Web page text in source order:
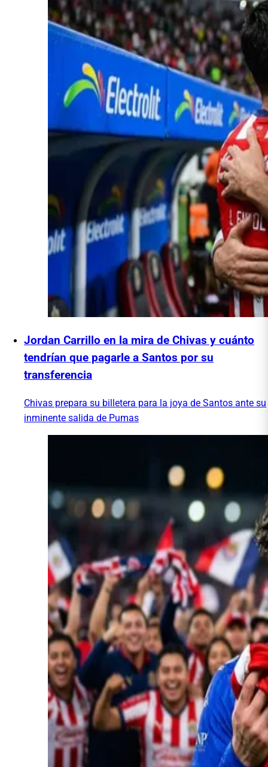
Jordan Carrillo en la mira de Chivas y cuánto
tendrían que pagarle a Santos por su
transferencia
Chivas prepara su billetera para la joya de Santos ante su
inminente salida de Pumas